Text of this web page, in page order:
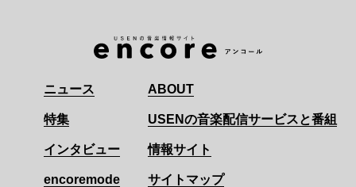
ニュース
特集
インタビュー
encoremode
ABOUT
USENの音楽配信サービスと番組
情報サイト
サイトマップ